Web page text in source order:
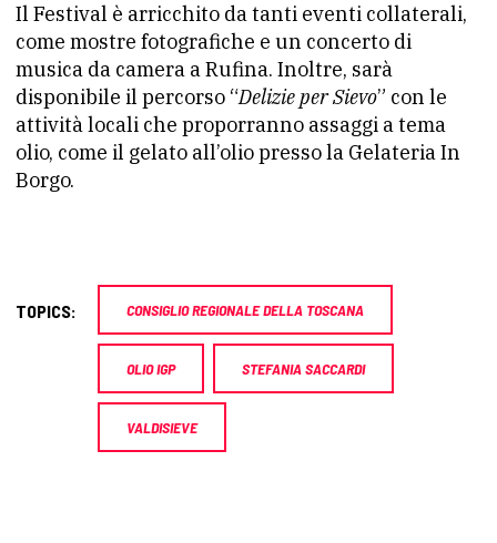
Il Festival è arricchito da tanti eventi collaterali,
come mostre fotografiche e un concerto di
musica da camera a Rufina. Inoltre, sarà
disponibile il percorso “Delizie per Sievo” con le
attività locali che proporranno assaggi a tema
olio, come il gelato all’olio presso la Gelateria In
Borgo.
TOPICS: CONSIGLIO REGIONALE DELLA TOSCANA
OLIO IGP STEFANIA SACCARDI
VALDISIEVE